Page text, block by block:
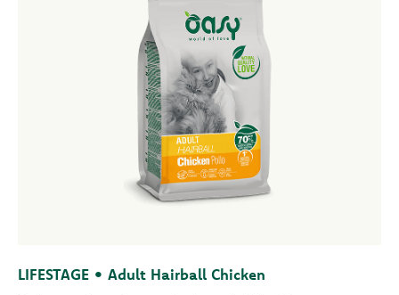
LIFESTAGE • Adult Hairball Chicken